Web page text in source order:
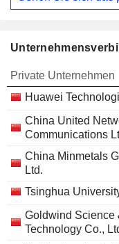
Private Unternehmen
Huawei
China United
Communications
China Minmetals
Ltd.
Tsinghua
Goldwind Science
Technology Co.,